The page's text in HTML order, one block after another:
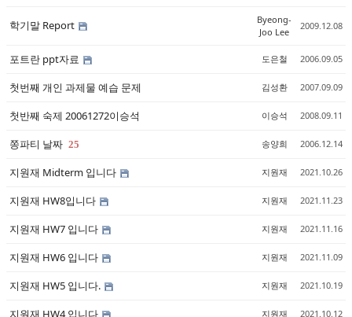
학기말 Report
Byeong-
Joo Lee
2009.12.08
포트란 ppt자료 도은철 2006.09.05
첫번째 개인 과제물 예습 문제 김성환 2007.09.09
첫반째 숙제 20061272이승석 이승석 2008.09.11
쫑파티 날짜 25 송양희 2006.12.14
지원재 Midterm 입니다 지원재 2021.10.26
지원재 HW8입니다 지원재 2021.11.23
지원재 HW7 입니다 지원재 2021.11.16
지원재 HW6 입니다 지원재 2021.11.09
지원재 HW5 입니다. 지원재 2021.10.19
지원재 HW4 입니다 지원재 2021.10.12